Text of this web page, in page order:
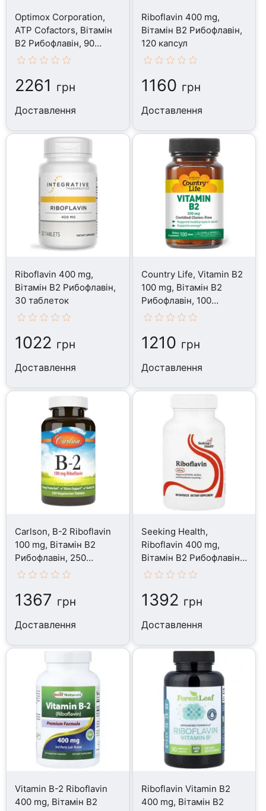
Optimox Corporation,
ATP Cofactors, Вітамін
B2 Рибофлавін, 90
таблеток
2261 грн
Доставлення
Riboflavin 400 mg,
Вітамін В2 Рибофлавін,
120 капсул
1160 грн
Доставлення
Riboflavin 400 mg,
Вітамін В2 Рибофлавін,
30 таблеток
1022 грн
Доставлення
Country Life, Vitamin B2
100 mg, Вітамін В2
Рибофлавін, 100
таблеток
1210 грн
Доставлення
Carlson, B-2 Riboflavin
100 mg, Вітамін В2
Рибофлавін, 250
таблеток
1367 грн
Доставлення
Seeking Health,
Riboflavin 400 mg,
Вітамін В2 Рибофлавін,
60 капсул
1392 грн
Доставлення
Vitamin B-2 Riboflavin
400 mg, Вітамін В2
Riboflavin Vitamin B2
400 mg, Вітамін В2